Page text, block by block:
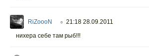
RiZoooN ○ 21:18 28.09.2011
нихера себе там рыб!!!